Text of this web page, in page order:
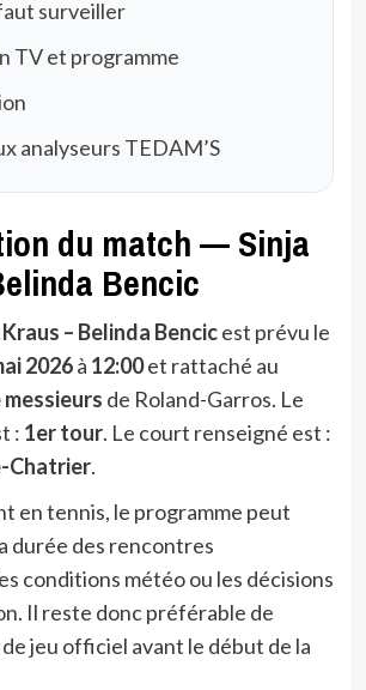
surveiller
TV et programme
analyseurs TEDAM’S
du match — Sinja
Bencic
– Belinda Bencicest prévu le
2026à 12:00et rattaché au
messieurs de Roland-Garros. Le
: 1er tour. Le court renseigné est :
Chatrier.
en tennis, le programme peut
durée des rencontres
conditions météo ou les décisions
Il reste donc préférable de
jeu officiel avant le début de la